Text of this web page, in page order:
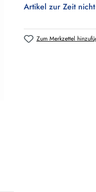
Artikel zur Zeit
Zum Merkzettel